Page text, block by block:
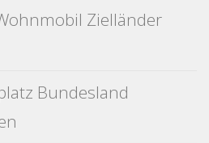
Zielländer
Bundesland